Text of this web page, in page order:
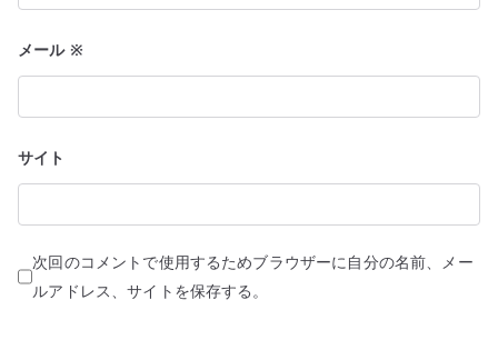
メール ※
サイト
次回のコメントで使用するためブラウザーに自分の名前、メー
ルアドレス、サイトを保存する。